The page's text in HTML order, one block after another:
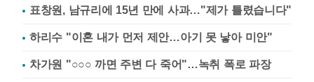
표창원, 남규리에 15년 만에 사과…"제가 틀렸습니다"
하리수 "이혼 내가 먼저 제안…아기 못 낳아 미안"
차가원 "○○○ 까면 주변 다 죽어"…녹취 폭로 파장